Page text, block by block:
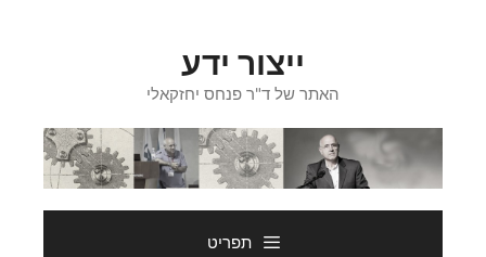
ייצור ידע
האתר של ד"ר פנחס יחזקאלי
תפריט